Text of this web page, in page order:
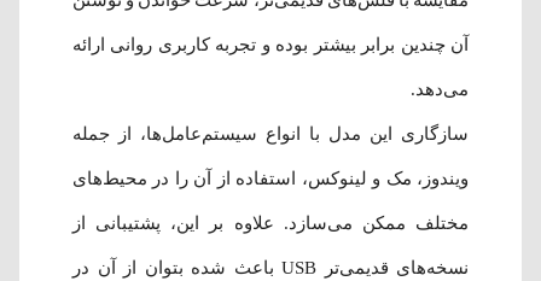
آن چندین برابر بیشتر بوده و تجربه کاربری روانی ارائه
می‌دهد.
سازگاری این مدل با انواع سیستم‌عامل‌ها، از جمله
ویندوز، مک و لینوکس، استفاده از آن را در محیط‌های
مختلف ممکن می‌سازد. علاوه بر این، پشتیبانی از
نسخه‌های قدیمی‌تر USB باعث شده بتوان از آن در